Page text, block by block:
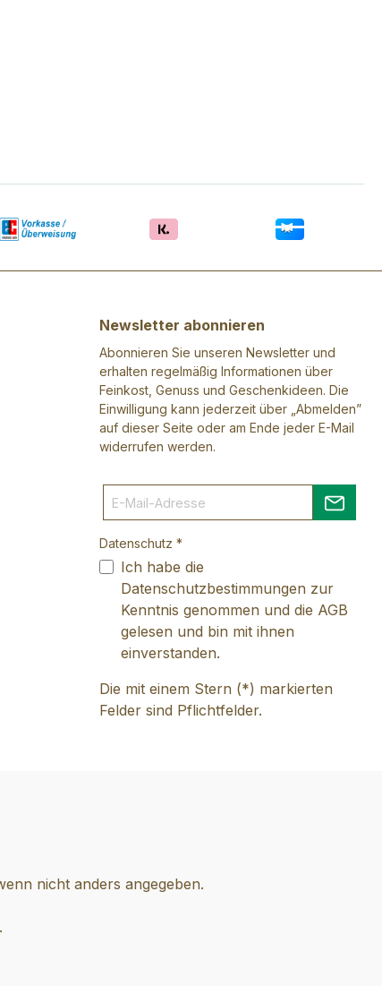
Newsletter abonnieren
Abonnieren Sie unseren Newsletter und
erhalten regelmäßig Informationen über
Feinkost, Genuss und Geschenkideen. Die
Einwilligung kann jederzeit über „Abmelden”
auf dieser Seite oder am Ende jeder E-Mail
widerrufen werden.
Datenschutz *
Ich habe die
Datenschutzbestimmungen zur
Kenntnis genommen und die AGB
gelesen und bin mit ihnen
einverstanden.
Die mit einem Stern (*) markierten
Felder sind Pflichtfelder.
nicht anders angegeben.